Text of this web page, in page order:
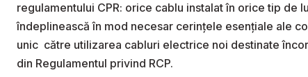
regulamentului CPR: orice cablu instalat în orice tip
îndeplinească în mod necesar cerințele esențiale ale
unic  către utilizarea cabluri electrice noi destinate
din Regulamentul privind RCP.